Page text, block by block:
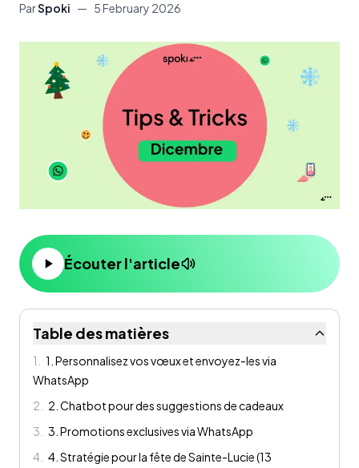
ParSpoki — 5 February 2026
Écouter l'article
Table des matières
1
1. Personnalisez vos vœux et envoyez-les via
WhatsApp
2
2. Chatbot pour des suggestions de cadeaux
3
3. Promotions exclusives via WhatsApp
4
4. Stratégie pour la fête de Sainte-Lucie (13